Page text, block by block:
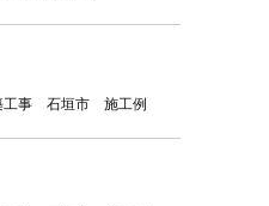
工事 石垣市 施工例